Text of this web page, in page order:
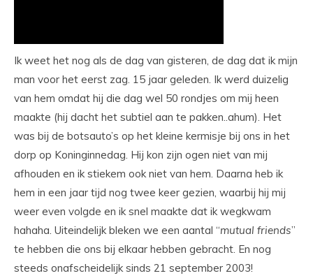
Ik weet het nog als de dag van gisteren, de dag dat ik mijn
man voor het eerst zag. 15 jaar geleden. Ik werd duizelig
van hem omdat hij die dag wel 50 rondjes om mij heen
maakte (hij dacht het subtiel aan te pakken..ahum). Het
was bij de botsauto’s op het kleine kermisje bij ons in het
dorp op Koninginnedag. Hij kon zijn ogen niet van mij
afhouden en ik stiekem ook niet van hem. Daarna heb ik
hem in een jaar tijd nog twee keer gezien, waarbij hij mij
weer even volgde en ik snel maakte dat ik wegkwam
hahaha. Uiteindelijk bleken we een aantal “mutual friends”
te hebben die ons bij elkaar hebben gebracht. En nog
steeds onafscheidelijk sinds 21 september 2003!